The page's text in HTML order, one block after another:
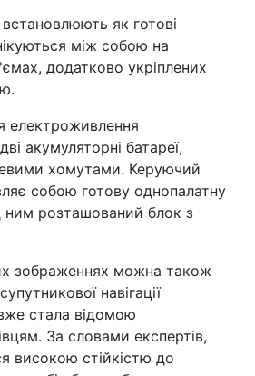
як готові
між собою на
додатково укріплених
електроживлення
акумуляторні батареї,
хомутами. Керуючий
собою готову однопалатну
ним розташований блок з
зображеннях можна також
навігації
стала відомою
За словами експертів,
високою стійкістю до